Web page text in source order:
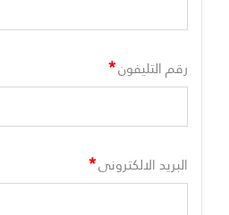
رقم التليفون*
البريد الالكترونى*